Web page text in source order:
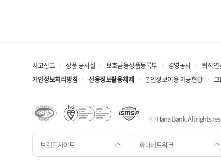
사고신고 상품 공시실 보호금융상품등록부 경영공시
퇴직연
개인정보처리방침
신용정보활용체제 본인정보이용 제공현황 그
ⓒ Hana Bank. All rights
브랜드사이트 하나네트워크